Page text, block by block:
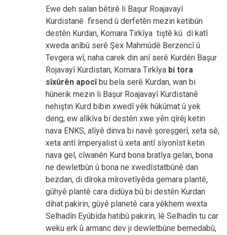
Ewe deh salan bêtirê li Başur Roajavayî
Kurdistanê firsend û derfetên mezin ketibûn
destên Kurdan, Komara Tirkîya tiştê kû di katî
xweda anîbû serê Şex Mahmûdê Berzencî û
Tevgera wî, naha carek din anî serê Kurdên Başur
Rojavayî Kurdistan, Komara Tirkîya bi tora
sîxûrên apocî bu bela serê Kurdan, wan bi
hûnerik mezin li Başur Roajavayî Kurdistanê
nehiştın Kurd bibin xwedî yêk hûkûmat û yek
deng, ew alîkîva bi destên xwe yên qîrêj ketin
nava ENKS, alîyê dinva bi navê şoreşgerî, xeta sê,
xeta antî împeryalist û xeta antî sîyonîst ketin
nava gel, cîwanên Kurd bona bratîya gelan, bona
ne dewletbûn û bona ne xwedîstatbûnê dan
bezdan, di dîroka mîrovetîyêda gemara plantê,
gûhyê plantê cara didûya bû bi destên Kurdan
dihat pakirin, gûyê planetê cara yêkhem wexta
Selhadîn Eyûbîda hatibû pakirin, lê Selhadîn tu car
weku erk û armanc dev ji dewletbûne bernedabû,